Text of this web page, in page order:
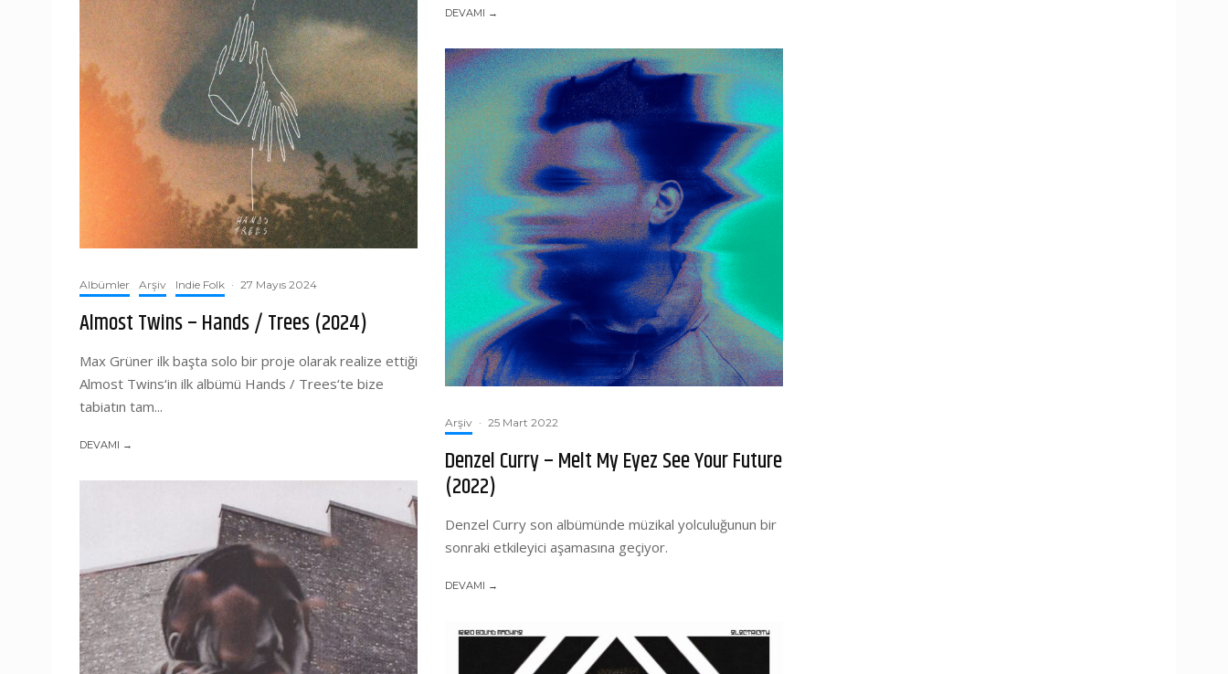
Albümler Arşiv Indie Folk · 27 Mayıs 2024
Almost Twins – Hands / Trees (2024)
Max Grüner ilk başta solo bir proje olarak realize ettiği
Almost Twins‘in ilk albümü Hands / Trees‘te bize
tabiatın tam...
DEVAMI →
DEVAMI →
Arşiv · 25 Mart 2022
Denzel Curry – Melt My Eyez See Your Future
(2022)
Denzel Curry son albümünde müzikal yolculuğunun bir
sonraki etkileyici aşamasına geçiyor.
DEVAMI →